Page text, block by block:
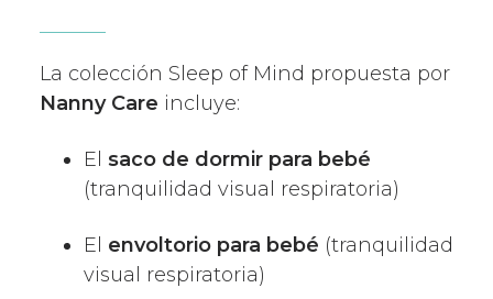
La colección Sleep of Mind propuesta por
Nanny Care incluye:
El saco de dormir para bebé
(tranquilidad visual respiratoria)
El envoltorio para bebé (tranquilidad
visual respiratoria)